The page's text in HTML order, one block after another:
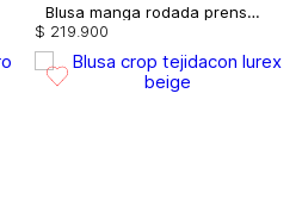
Blusa manga rodada prenses bolsillo
$ 219 900